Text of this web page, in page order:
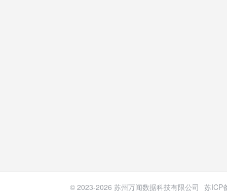
© 2023-2026 苏州万闻数据科技有限公司 苏ICP